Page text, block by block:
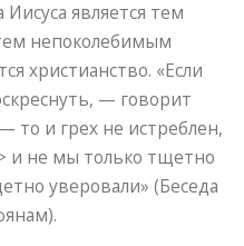
является тем
непоколебимым
христианство. «Если
— говорит
то и грех не истреблен,
и не мы только тщетно
уверовали» (Беседа